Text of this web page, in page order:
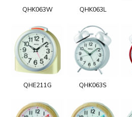
QHK063W QHK063L
QHE211G QHK063S